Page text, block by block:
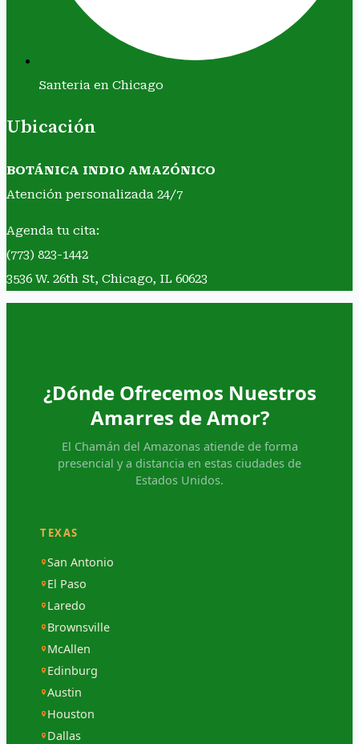
Santeria en Chicago
Ubicación
BOTÁNICA INDIO AMAZÓNICO
Atención personalizada 24/7
Agenda tu cita:
(773) 823-1442
3536 W. 26th St, Chicago, IL 60623
¿Dónde Ofrecemos Nuestros
Amarres de Amor?
El Chamán del Amazonas atiende de forma
presencial y a distancia en estas ciudades de
Estados Unidos.
TEXAS
San Antonio
El Paso
Laredo
Brownsville
McAllen
Edinburg
Austin
Houston
Dallas